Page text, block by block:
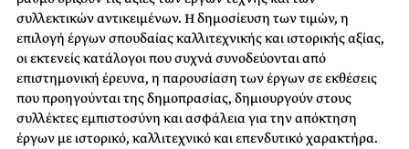
συλλεκτικών αντικειμένων. Η δημοσίευση των τιμών, η
επιλογή έργων σπουδαίας καλλιτεχνικής και ιστορικής αξίας,
οι εκτενείς κατάλογοι που συχνά συνοδεύονται από
επιστημονική έρευνα, η παρουσίαση των έργων σε εκθέσεις
που προηγούνται της δημοπρασίας, δημιουργούν στους
συλλέκτες εμπιστοσύνη και ασφάλεια για την απόκτηση
έργων με ιστορικό, καλλιτεχνικό και επενδυτικό χαρακτήρα.